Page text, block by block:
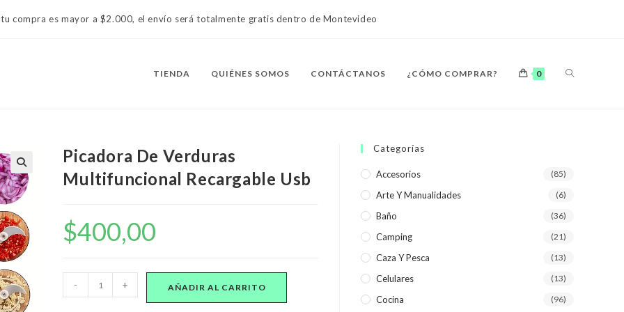
compra es mayor a $2.000, el envío será totalmente gratis dentro de Montevideo
TIENDA QUIÉNES SOMOS CONTÁCTANOS ¿CÓMO COMPRAR? 0 ALTERNAR
DE
LA
Picadora De Verduras
Multifuncional Recargable Usb
$400,00
De
- + AÑADIR AL CARRITO
Categorías
Accesorios (85)
Arte Y Manualidades (6)
Baño (36)
Camping (21)
Caza Y Pesca (13)
Celulares (13)
Cocina (96)